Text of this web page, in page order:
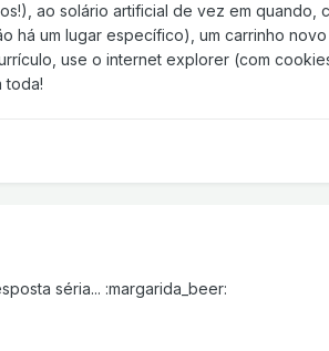
ao solário artificial de vez em quando,
há um lugar específico), um carrinho
use o internet explorer (com
toda!
séria... :margarida_beer: